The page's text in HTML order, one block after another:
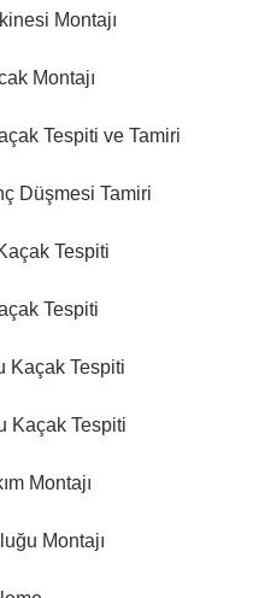
Montajı
Montajı
Tespiti ve Tamiri
Düşmesi Tamiri
Tespiti
Tespiti
Kaçak Tespiti
Kaçak Tespiti
Montajı
Montajı